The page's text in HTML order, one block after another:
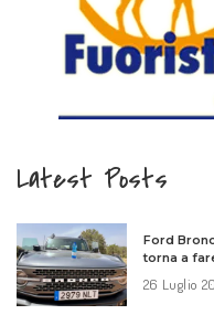
Latest Posts
Ford
torna a
26 Luglio